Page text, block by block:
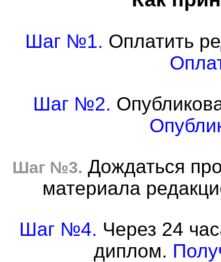
Шаг №1. Оплатить
Шаг №2.
Шаг №3. Дождаться
материала
Шаг №4. Через 24
диплом.